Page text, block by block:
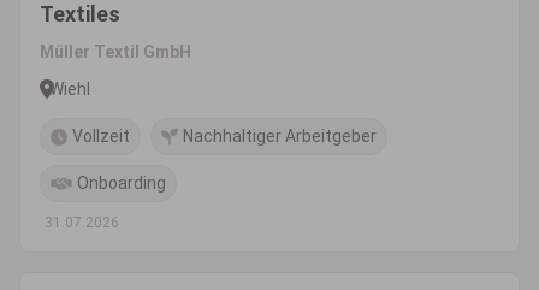
Textiles
Müller Textil GmbH
Wiehl
Vollzeit Nachhaltiger Arbeitgeber
Onboarding
31.07.2026